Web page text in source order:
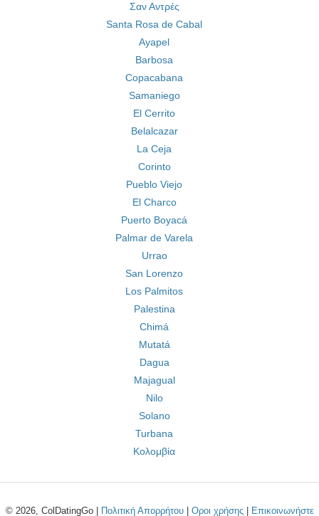
Σαν Αντρές
Santa Rosa de Cabal
Ayapel
Barbosa
Copacabana
Samaniego
El Cerrito
Belalcazar
La Ceja
Corinto
Pueblo Viejo
El Charco
Puerto Boyacá
Palmar de Varela
Urrao
San Lorenzo
Los Palmitos
Palestina
Chimá
Mutatá
Dagua
Majagual
Nilo
Solano
Turbana
Κολομβία
© 2026, ColDatingGo | Πολιτική Απορρήτου| Οροι χρήσης| Επικοινωνήστε